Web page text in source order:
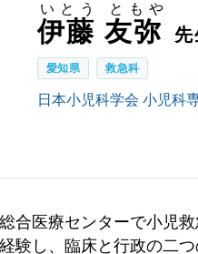
伊藤 友弥
いとう ともや
先
愛知県 救急科
日本小児科学会 小児科
合医療センターで小児
験し、臨床と行政の二